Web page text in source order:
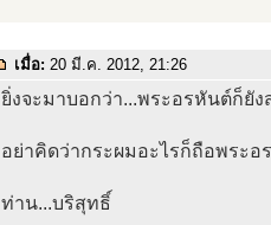
เมื่อ: 20 มี.ค. 2012, 21:26
ยิ่งจะมาบอกว่า...พระอรหันต์ก็ยั
อย่าคิดว่ากระผมอะไรก็ถือพระ
ท่าน...บริสุทธิ์